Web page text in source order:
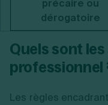
précaire ou
dérogatoire
Quels sont
professionnel
Les règles